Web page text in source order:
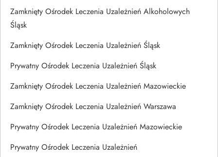
Zamknięty Ośrodek Leczenia Uzależnień Alkoholowych
Śląsk
Zamknięty Ośrodek Leczenia Uzależnień Śląsk
Prywatny Ośrodek Leczenia Uzależnień Śląsk
Zamknięty Ośrodek Leczenia Uzależnień Mazowieckie
Zamknięty Ośrodek Leczenia Uzależnień Warszawa
Prywatny Ośrodek Leczenia Uzależnień Mazowieckie
Prywatny Ośrodek Leczenia Uzależnień